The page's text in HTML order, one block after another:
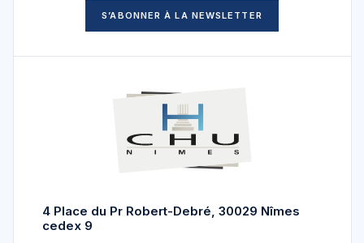
S’ABONNER À LA NEWSLETTER
4 Place du Pr Robert-Debré, 30029 Nîmes
cedex 9